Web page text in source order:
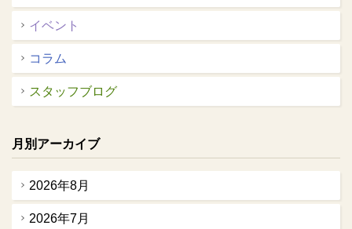
イベント
コラム
スタッフブログ
月別アーカイブ
2026年8月
2026年7月